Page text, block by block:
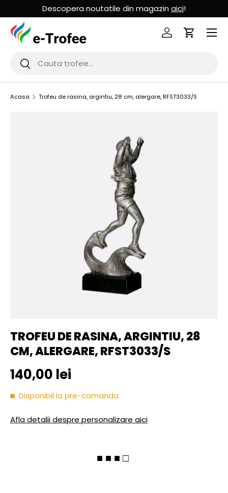
MERGI LA CONTINUT
Descopera noutatile din magazin aici!
Cauta
Cauta
Logheaza-te
Cos de
Acasa Trofeu de rasina, argintiu, 28 cm, alergare, RFST3033/S
TROFEU DE RASINA, ARGINTIU, 28
CM, ALERGARE, RFST3033/S
Pret initial
140,00 lei
Disponibil la pre-comanda
Afla detalii despre personalizare aici
■ ■ ■ □